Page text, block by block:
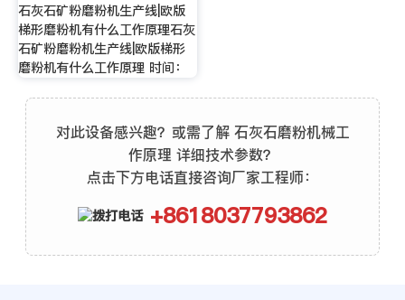
石灰石矿粉磨粉机生产线|欧版
梯形磨粉机有什么工作原理石灰
石矿粉磨粉机生产线|欧版梯形
磨粉机有什么工作原理 时间：
对此设备感兴趣？或需了解 石灰石磨粉机械工
作原理 详细技术参数？
点击下方电话直接咨询厂家工程师：
+8618037793862